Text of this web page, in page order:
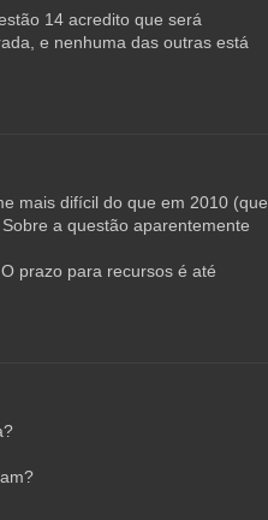
14 acredito que será
e nenhuma das outras está
mais difícil do que em 2010 (que
a questão aparentemente
prazo para recursos é até